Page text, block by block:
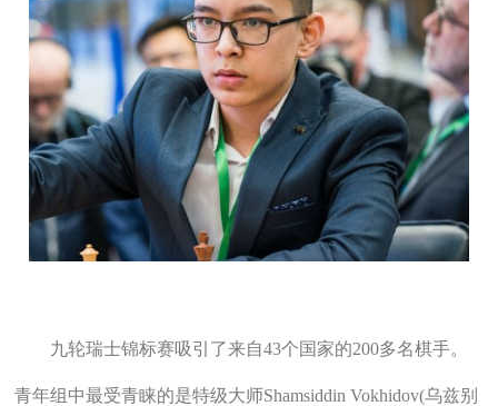
九轮瑞士锦标赛吸引了来自43个国家的200多名棋手。
青年组中最受青睐的是特级大师Shamsiddin Vokhidov(乌兹别